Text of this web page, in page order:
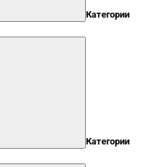
Категории
Категории